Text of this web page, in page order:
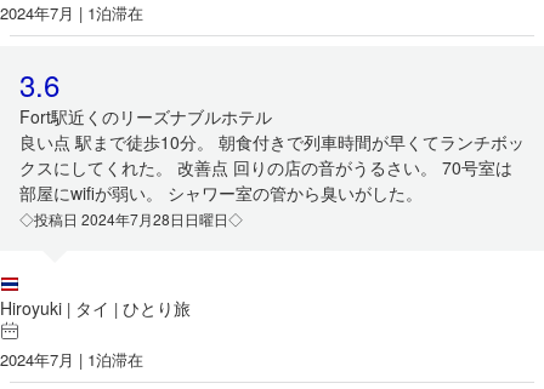
2024年7月 | 1泊滞在
3.6
Fort駅近くのリーズナブルホテル
良い点 駅まで徒歩10分。 朝食付きで列車時間が早くてランチボッ
クスにしてくれた。 改善点 回りの店の音がうるさい。 70号室は
部屋にwifiが弱い。 シャワー室の管から臭いがした。
◇投稿日 2024年7月28日日曜日◇
Hiroyuki | タイ | ひとり旅
2024年7月 | 1泊滞在